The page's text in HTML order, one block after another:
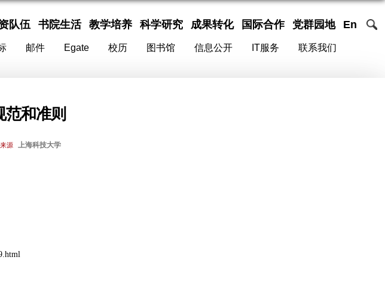
队伍 书院生活 教学培养 科学研究 成果转化 国际合作 党群园地 En
邮件 Egate 校历 图书馆 信息公开 IT服务 联系我们
和准则
源 上海科技大学